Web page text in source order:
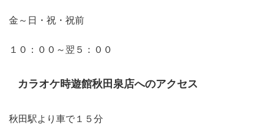
金～日・祝・祝前
１０：００～翌５：００
カラオケ時遊館秋田泉店へのアクセス
秋田駅より車で１５分